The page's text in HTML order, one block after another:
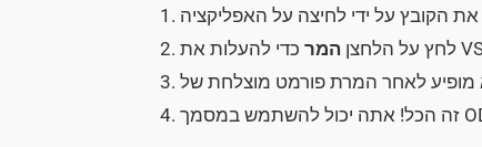
לחץ על הלחצן המר